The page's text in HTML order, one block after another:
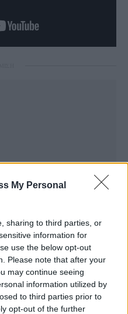
My Personal
sharing to third parties, or
information for
use the below opt-out
Please note that after your
may continue seeing
information utilized by
to third parties prior to
opt-out of the further